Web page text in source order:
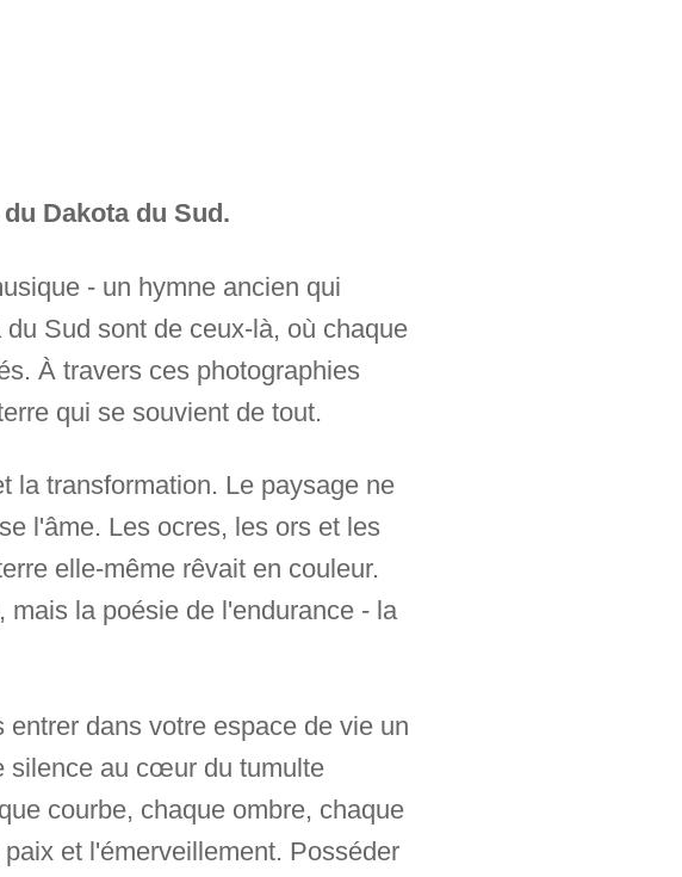
Dakota du Sud.
- un hymne ancien qui
Sud sont de ceux-là, où chaque
À travers ces photographies
qui se souvient de tout.
la transformation. Le paysage ne
l'âme. Les ocres, les ors et les
elle-même rêvait en couleur.
la poésie de l'endurance - la
dans votre espace de vie un
silence au cœur du tumulte
courbe, chaque ombre, chaque
et l'émerveillement. Posséder